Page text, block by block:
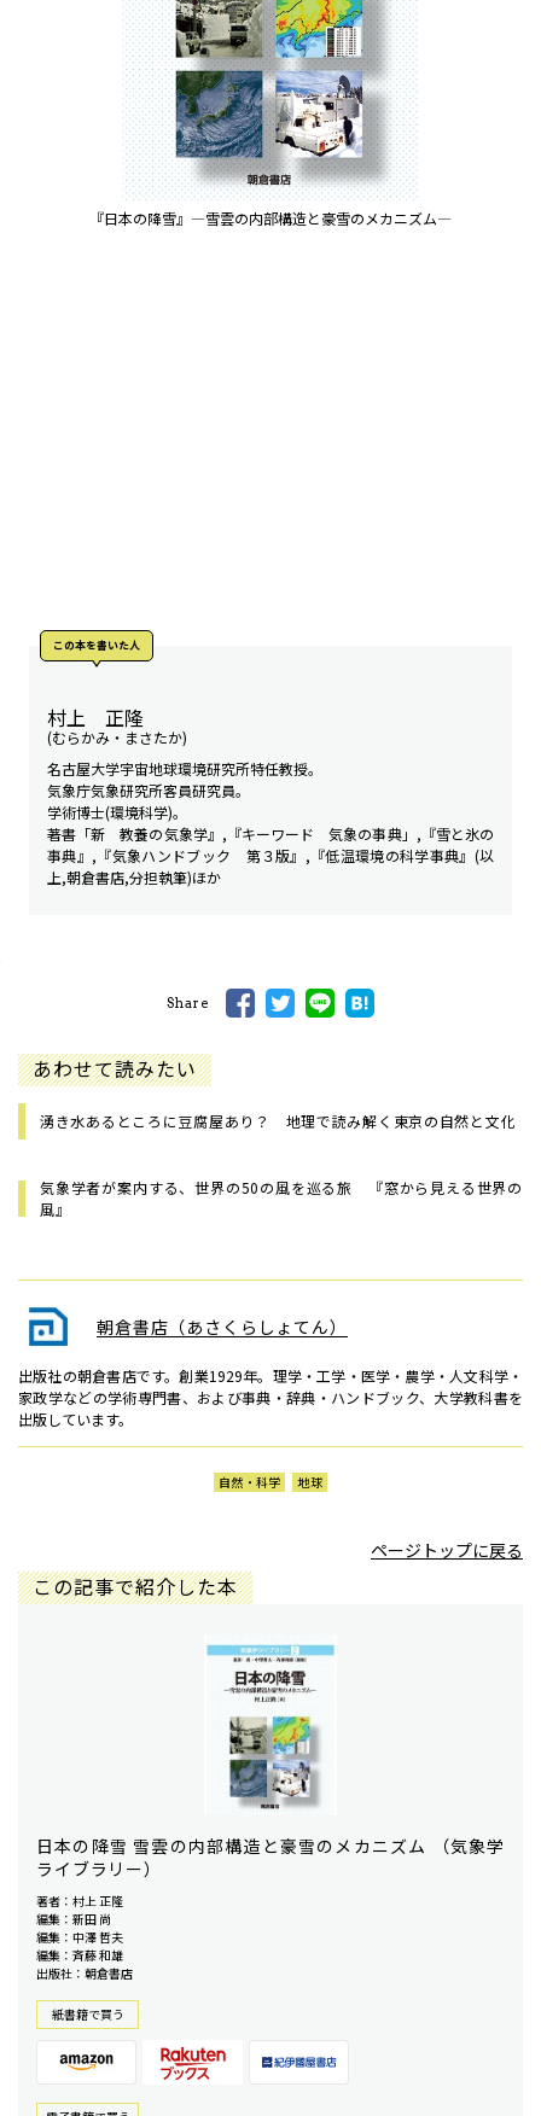
『日本の降雪』―雪雲の内部構造と豪雪のメカニズム―
この本を書いた人
村上 正隆
(むらかみ・まさたか)
名古屋大学宇宙地球環境研究所特任教授。
気象庁気象研究所客員研究員。
学術博士(環境科学)。
著書「新 教養の気象学』,『キーワード 気象の事典」,『雪と氷の
事典』,『気象ハンドブック 第３版』,『低温環境の科学事典』(以
上,朝倉書店,分担執筆)ほか
Share
あわせて読みたい
湧き水あるところに豆腐屋あり？ 地理で読み解く東京の自然と文化
気象学者が案内する、世界の50の風を巡る旅 『窓から見える世界の
風』
朝倉書店（あさくらしょてん）
出版社の朝倉書店です。創業1929年。理学・工学・医学・農学・人文科学・
家政学などの学術専門書、および事典・辞典・ハンドブック、大学教科書を
出版しています。
自然・科学 地球
ページトップに戻る
この記事で紹介した本
日本の降雪 雪雲の内部構造と豪雪のメカニズム （気象学
ライブラリー）
著者：村上 正隆
編集：新田 尚
編集：中澤 哲夫
編集：斉藤 和雄
出版社：朝倉書店
紙書籍で買う